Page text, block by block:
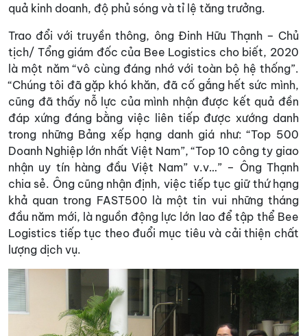
quả kinh doanh, độ phủ sóng và tỉ lệ tăng trưởng.
Trao đổi với truyền thông, ông Đinh Hữu Thạnh – Chủ
tịch/ Tổng giám đốc của Bee Logistics cho biết, 2020
là một năm “vô cùng đáng nhớ với toàn bộ hệ thống”.
“Chúng tôi đã gặp khó khăn, đã cố gắng hết sức mình,
cũng đã thấy nỗ lực của mình nhận được kết quả đền
đáp xứng đáng bằng việc liên tiếp được xướng danh
trong những Bảng xếp hạng danh giá như: “Top 500
Doanh Nghiệp lớn nhất Việt Nam”, “Top 10 công ty giao
nhận uy tín hàng đầu Việt Nam” v.v…” – Ông Thạnh
chia sẻ. Ông cũng nhận định, việc tiếp tục giữ thứ hạng
khả quan trong FAST500 là một tin vui những tháng
đầu năm mới, là nguồn động lực lớn lao để tập thể Bee
Logistics tiếp tục theo đuổi mục tiêu và cải thiện chất
lượng dịch vụ.